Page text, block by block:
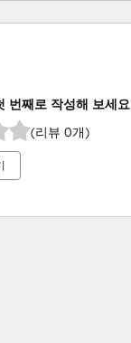
번째로 작성해 보세요
(리뷰 0개)